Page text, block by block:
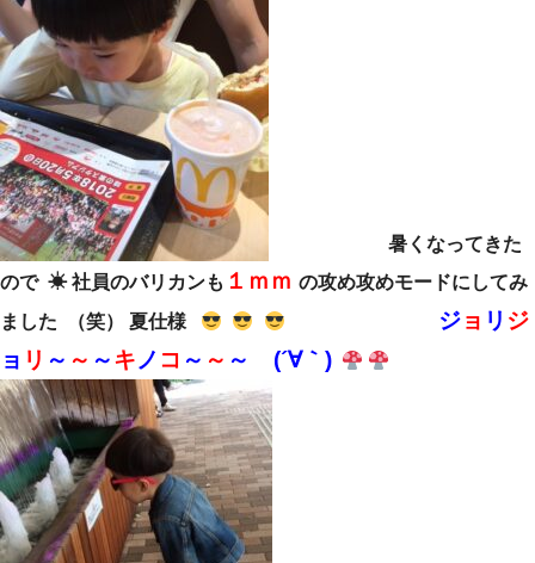
暑くなってきた
ので ☀ 社員のバリカンも １ｍｍ の攻め攻めモードにしてみ
ました （笑） 夏仕様
ジョ リ ジ
ョ リ ～ ～ ～キ ノ コ ～ ～ ～ (´∀｀)